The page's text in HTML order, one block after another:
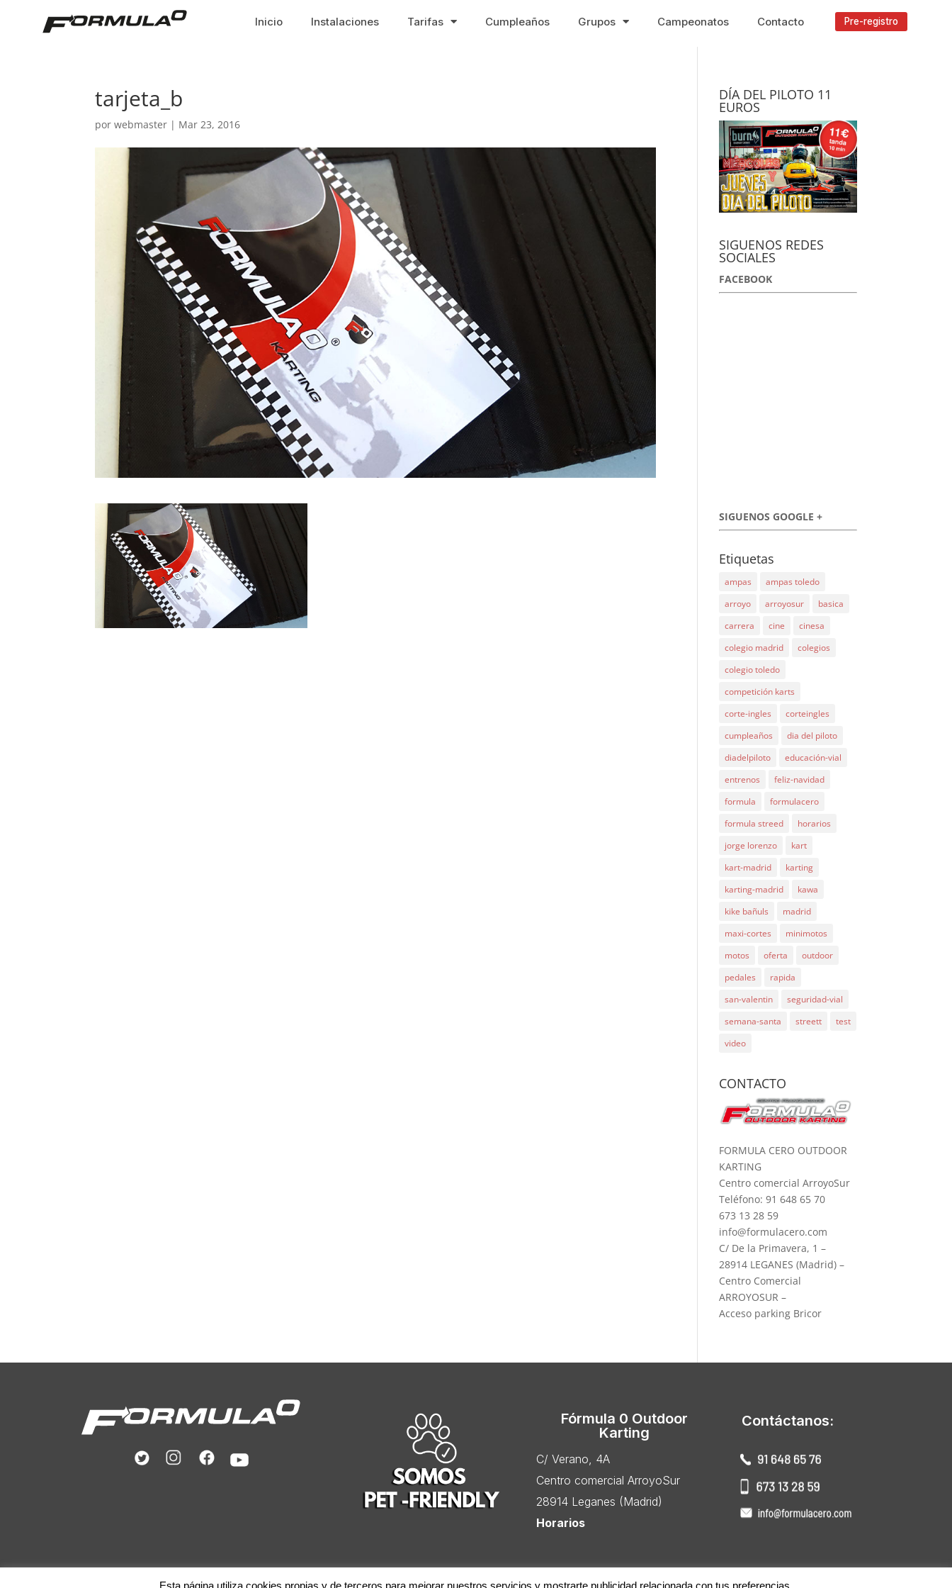
Inicio Instalaciones Tarifas Cumpleaños Grupos Campeonatos Contacto Pre-registro
tarjeta_b
porwebmaster | Mar 23, 2016
DÍA DEL PILOTO 11
EUROS
SIGUENOS REDES
SOCIALES
FACEBOOK
SIGUENOS GOOGLE +
Etiquetas
ampas
ampas toledo
arroyo
arroyosur
basica
carrera
cine
cinesa
colegio madrid
colegios
colegio toledo
competición karts
corte-ingles
corteingles
cumpleaños
dia del piloto
diadelpiloto
educación-vial
entrenos
feliz-navidad
formula
formulacero
formula streed
horarios
jorge lorenzo
kart
kart-madrid
karting
karting-madrid
kawa
kike bañuls
madrid
maxi-cortes
minimotos
motos
oferta
outdoor
pedales
rapida
san-valentin
seguridad-vial
semana-santa
streett
test
video
CONTACTO
FORMULA CERO OUTDOOR
KARTING
Centro comercial ArroyoSur
Teléfono: 91 648 65 70
673 13 28 59
info@formulacero.com
C/ De la Primavera, 1 –
28914 LEGANES (Madrid) –
Centro Comercial
ARROYOSUR –
Acceso parking Bricor
Fórmula 0 Outdoor
Karting
C/ Verano, 4A
Centro comercial ArroyoSur
28914 Leganes (Madrid)
Horarios
Contáctanos:
Esta página utiliza cookies propias y de terceros para mejorar nuestros servicios y mostrarte publicidad relacionada con tus preferencias.